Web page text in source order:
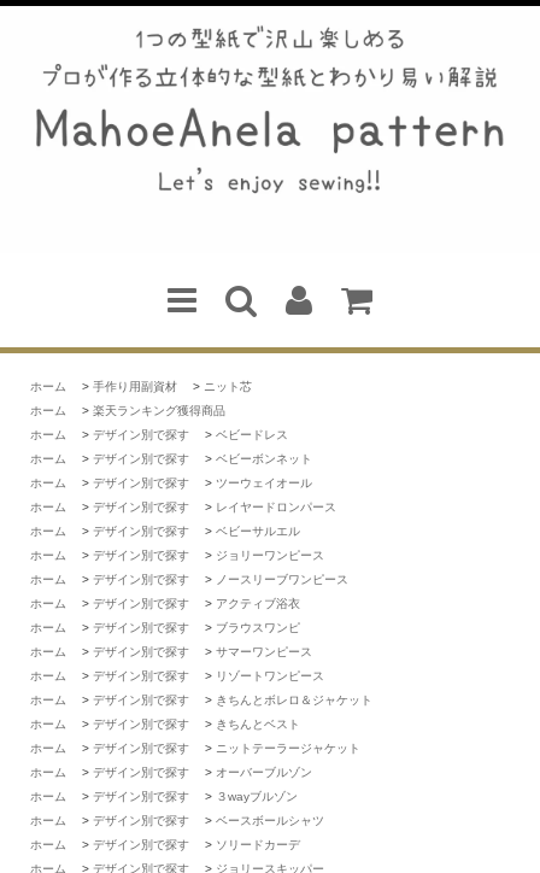
ホーム > 手作り用副資材 > ニット芯
ホーム
> 楽天ランキング獲得商品
ホーム
> デザイン別で探す > ベビードレス
ホーム
> デザイン別で探す > ベビーボンネット
ホーム
> デザイン別で探す > ツーウェイオール
ホーム
> デザイン別で探す > レイヤードロンパース
ホーム
> デザイン別で探す > ベビーサルエル
ホーム
> デザイン別で探す > ジョリーワンピース
ホーム
> デザイン別で探す > ノースリーブワンピース
ホーム
> デザイン別で探す > アクティブ浴衣
ホーム
> デザイン別で探す > ブラウスワンピ
ホーム
> デザイン別で探す > サマーワンピース
ホーム
> デザイン別で探す > リゾートワンピース
ホーム
> デザイン別で探す > きちんとボレロ＆ジャケット
ホーム
> デザイン別で探す > きちんとベスト
ホーム
> デザイン別で探す > ニットテーラージャケット
ホーム
> デザイン別で探す > オーバーブルゾン
ホーム
> デザイン別で探す > ３wayブルゾン
ホーム
> デザイン別で探す > ベースボールシャツ
ホーム
> デザイン別で探す > ソリードカーデ
ホーム
> デザイン別で探す > ジョリースキッパー